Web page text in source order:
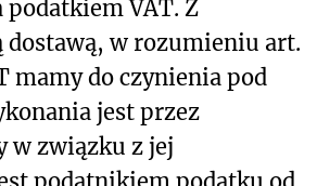
podatkiem VAT. Z
dostawą, w rozumieniu art.
mamy do czynienia pod
jest przez
w związku z jej